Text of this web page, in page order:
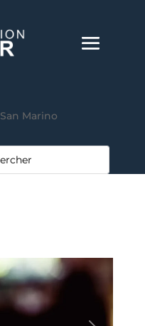
San Marino